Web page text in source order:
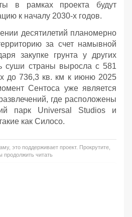
в рамках проекта будут
к началу 2030-х годов.
десятилетий планомерно
за счет намывной
закупке грунта у других
суши страны выросла с 581
до 736,3 кв. км к июню 2025
Сентоса уже является
где расположены
парк Universal Studios и
как Силосо.
это поддерживает проект. Прокрутите,
продолжить читать